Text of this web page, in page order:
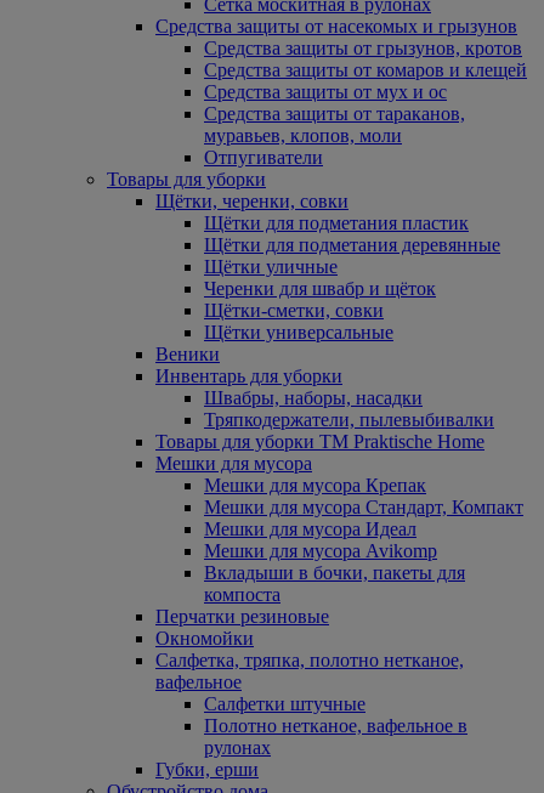
Сетка москитная в рулонах
Средства защиты от насекомых и грызунов
Средства защиты от грызунов, кротов
Средства защиты от комаров и клещей
Средства защиты от мух и ос
Средства защиты от тараканов,
муравьев, клопов, моли
Отпугиватели
Товары для уборки
Щётки, черенки, совки
Щётки для подметания пластик
Щётки для подметания деревянные
Щётки уличные
Черенки для швабр и щёток
Щётки-сметки, совки
Щётки универсальные
Веники
Инвентарь для уборки
Швабры, наборы, насадки
Тряпкодержатели, пылевыбивалки
Товары для уборки ТМ Praktische Home
Мешки для мусора
Мешки для мусора Крепак
Мешки для мусора Стандарт, Компакт
Мешки для мусора Идеал
Мешки для мусора Avikomp
Вкладыши в бочки, пакеты для
компоста
Перчатки резиновые
Окномойки
Салфетка, тряпка, полотно нетканое,
вафельное
Салфетки штучные
Полотно нетканое, вафельное в
рулонах
Губки, ерши